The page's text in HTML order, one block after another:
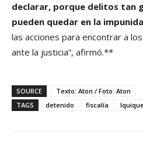
declarar, porque delitos tan
pueden quedar en la
las acciones para encontrar a
ante la justicia”, afirmó.**
SOURCE
Texto: Aton / Foto: Aton
TAGS
detenido fiscalía